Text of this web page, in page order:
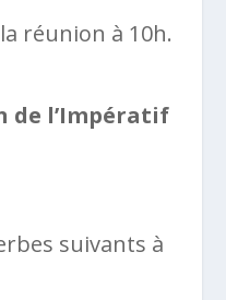
la réunion à 10h.
de l’Impératif
suivants à